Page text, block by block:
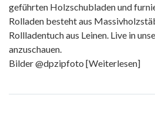
geführten Holzschubladen und
Rolladen besteht aus
Rollladentuch aus Leinen. Live in
anzuschauen.
Bilder @dpzipfoto [Weiterlesen]